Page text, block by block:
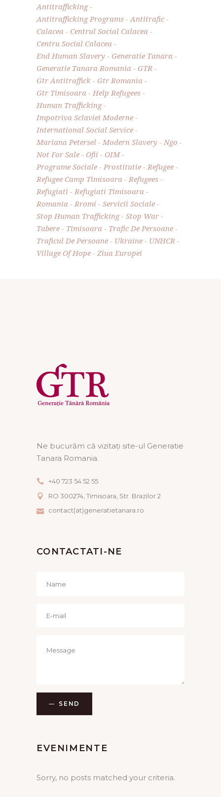
Antitrafficking
Antitrafficking Programs
Antitrafic
Calacea
Centrul Social Calacea
Centru Social Calacea
End Human Slavery
Generatie Tanara
Generatie Tanara Romania
GTR
Gtr Antitraffick
Gtr Romania
Gtr Timisoara
Help Refugees
Human Trafficking
Impotriva Sclaviei Moderne
International Social Service
Mariana Petersel
Modern Slavery
Ngo
Not For Sale
Ofii
OIM
Programe Sociale
Prostitutie
Refugee
Refugee Camp Timisoara
Refugees
Refugiati
Refugiati Timisoara
Romania
Rromi
Servicii Sociale
Stop Human Trafficking
Stop War
Tabere
Timisoara
Trafic De Persoane
Traficul De Persoane
Ukraine
UNHCR
Village Of Hope
Ziua Europei
Ne bucurăm că vizitați site-ul Generatie
Tanara Romania.
+40 723 54 52 55
RO 300274, Timisoara, Str. Brazilor 2
contact(at)generatietanara.ro
CONTACTATI-NE
SEND
EVENIMENTE
Sorry, no posts matched your criteria.